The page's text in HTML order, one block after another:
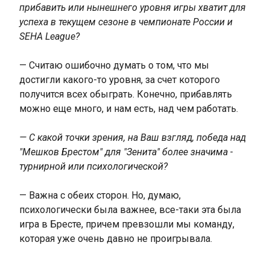
прибавить или нынешнего уровня игры хватит для
успеха в текущем сезоне в чемпионате России и
SEHA League?
— Считаю ошибочно думать о том, что мы
достигли какого-то уровня, за счет которого
получится всех обыграть. Конечно, прибавлять
можно еще много, и нам есть, над чем работать.
— С какой точки зрения, на Ваш взгляд, победа над
"Мешков Брестом" для "Зенита" более значима -
турнирной или психологической?
— Важна с обеих сторон. Но, думаю,
психологически была важнее, все-таки эта была
игра в Бресте, причем превзошли мы команду,
которая уже очень давно не проигрывала.